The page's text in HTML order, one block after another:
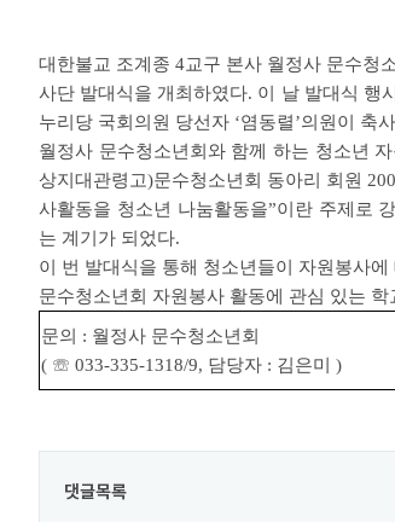
◎ 일시 :
◎ 장소 : 월
대한불교 조계종 4교구 본사 월정사 문수청
사단 발대식을 개최하였다. 이 날 발대식 행
누리당 국회의원 당선자 ‘염동렬’의원이 축
월정사 문수청소년회와 함께 하는 청소년
상지대관령고)문수청소년회 동아리 회원
사활동을 청소년 나눔활동을”이란 주제로
는 계기가 되었다.
이 번 발대식을 통해 청소년들이 자원봉사
문수청소년회 자원봉사 활동에 관심 있는
문의 : 월정사 문수청소년회
( ☏ 033-335-1318/9, 담당자 : 김은미 )
댓글목록